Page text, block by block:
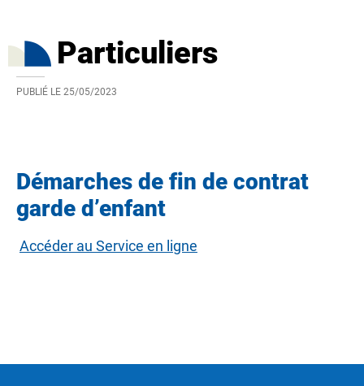
Particuliers
PUBLIÉ LE 25/05/2023
Démarches de fin de contrat
garde d’enfant
Accéder au Service en ligne